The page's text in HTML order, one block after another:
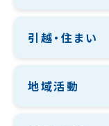
引越・住まい
地域活動